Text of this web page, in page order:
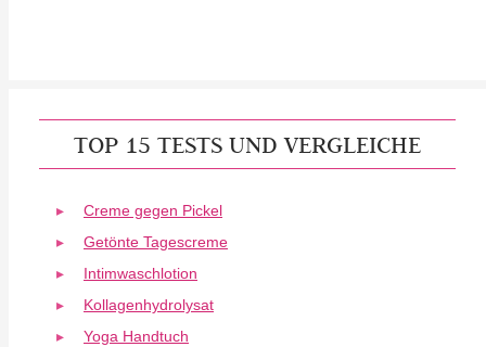
TOP 15 TESTS UND VERGLEICHE
Creme gegen Pickel
Getönte Tagescreme
Intimwaschlotion
Kollagenhydrolysat
Yoga Handtuch